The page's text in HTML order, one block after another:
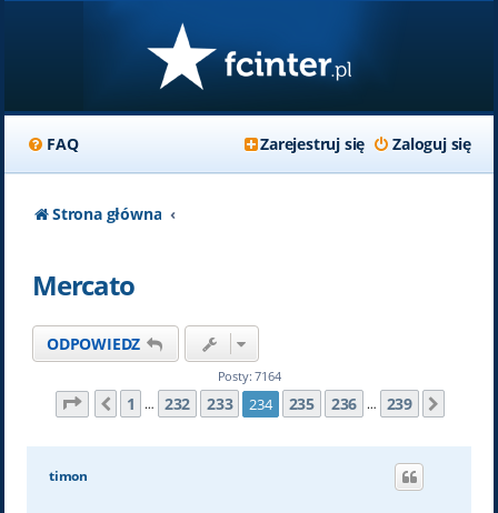
FAQ Zaloguj się
Zarejestruj się
Strona główna
Mercato
ODPOWIEDZ
Posty: 7164
Strona 234 z239
Poprzednia
1 … 232 233 234 235 236 … 239
timon